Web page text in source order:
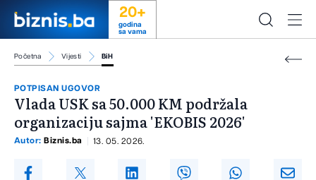
20+
godina
sa vama
Početna Vijesti BiH
POTPISAN UGOVOR
Vlada USK sa 50.000 KM podržala
organizaciju sajma 'EKOBIS 2026'
Autor: Biznis.ba 13. 05. 2026.